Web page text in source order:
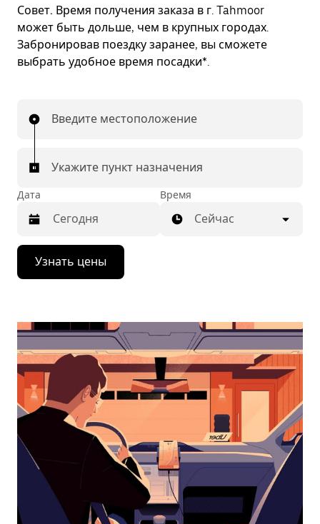
Совет. Время получения заказа в г. Tahmoor
может быть дольше, чем в крупных городах.
Забронировав поездку заранее, вы сможете
выбрать удобное время посадки*.
Введите местоположение
Укажите пункт назначения
Дата
Нажмите
стрелку
вниз,
календарю
выбрать
дату.
Чтобы
закрыть
календарь,
нажмите
Esc.
Время
Сейчас
Узнать цены